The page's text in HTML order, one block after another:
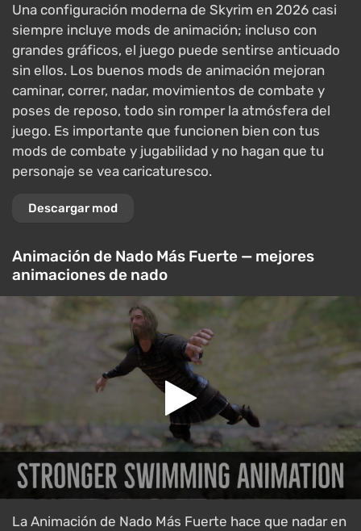
Una configuración moderna de Skyrim en 2026 casi
siempre incluye mods de animación; incluso con
grandes gráficos, el juego puede sentirse anticuado
sin ellos. Los buenos mods de animación mejoran
caminar, correr, nadar, movimientos de combate y
poses de reposo, todo sin romper la atmósfera del
juego. Es importante que funcionen bien con tus
mods de combate y jugabilidad y no hagan que tu
personaje se vea caricaturesco.
Descargar mod
Animación de Nado Más Fuerte — mejores
animaciones de nado
La Animación de Nado Más Fuerte hace que nadar en